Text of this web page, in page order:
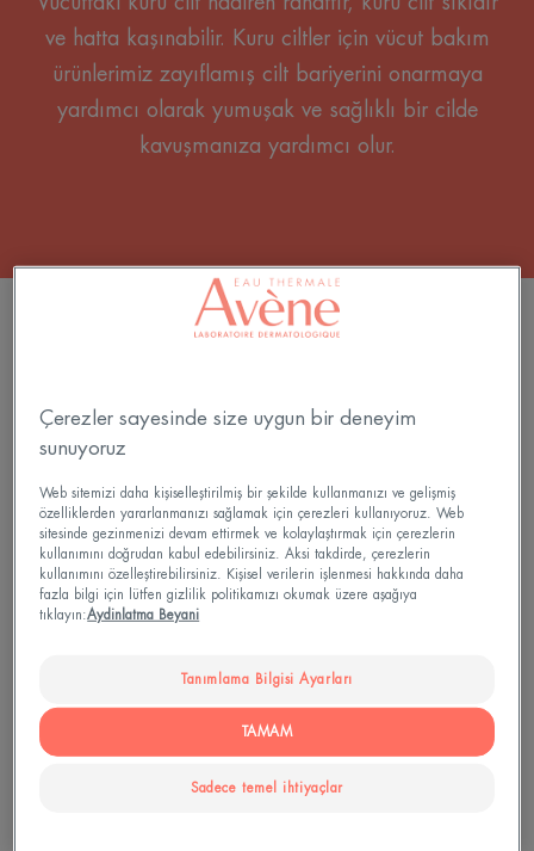
ve hatta kaşınabilir. Kuru ciltler için vücut bakım
ürünlerimiz zayıflamış cilt bariyerini onarmaya
yardımcı olarak yumuşak ve sağlıklı bir cilde
kavuşmanıza yardımcı olur.
ÜRÜNLERI FILTRELE
6 sonuçlar "Kuru ciltler için cilt bakımı"
Boost
Konsantre
Nemlendirici
Serum
Hydrance
Hydrance Boost Konsantre
Nemlendirici Serum
Nem
İhtiyacı
olan
Tüm
Hydrance
Aqua Gel Nem İhtiyacı olan
Tüm Ciltler için Jel
Çerezler sayesinde size uygun bir deneyim
sunuyoruz
Web sitemizi daha kişiselleştirilmiş bir şekilde kullanmanızı ve gelişmiş
özelliklerden yararlanmanızı sağlamak için çerezleri kullanıyoruz. Web
sitesinde gezinmenizi devam ettirmek ve kolaylaştırmak için çerezlerin
kullanımını doğrudan kabul edebilirsiniz. Aksi takdirde, çerezlerin
kullanımını özelleştirebilirsiniz. Kişisel verilerin işlenmesi hakkında daha
fazla bilgi için lütfen gizlilik politikamızı okumak üzere aşağıya
tıklayın:Aydinlatma Beyani
Tanımlama Bilgisi Ayarları
Sadece temel ihtiyaçlar
TAMAM